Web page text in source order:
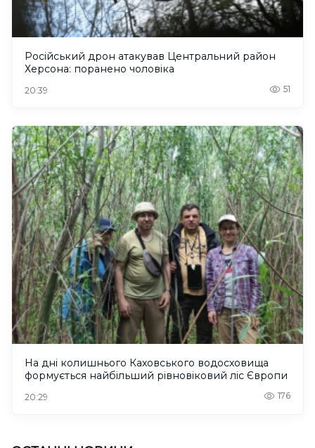
Російський дрон атакував Центральний район
Херсона: поранено чоловіка
20:39 51
На дні колишнього Каховського водосховища
формується найбільший рівновіковий ліс Європи
20:29 176